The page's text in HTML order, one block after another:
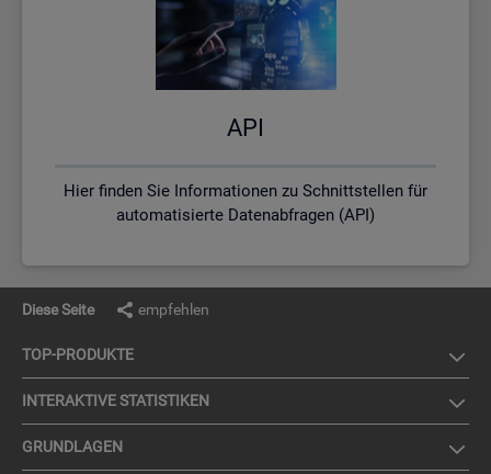
API
Hier finden Sie Informationen zu Schnittstellen für
automatisierte Datenabfragen (API)
Diese Seite empfehlen
TOP-PRO­DUK­TE
IN­TER­AK­TI­VE STA­TIS­TI­KEN
GRUND­LA­GEN